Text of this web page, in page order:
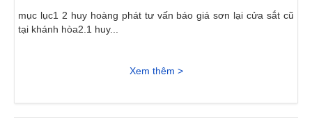
mục lục1 2 huy hoàng phát tư vấn báo giá sơn lại cửa sắt cũ
tại khánh hòa2.1 huy...
Xem thêm >